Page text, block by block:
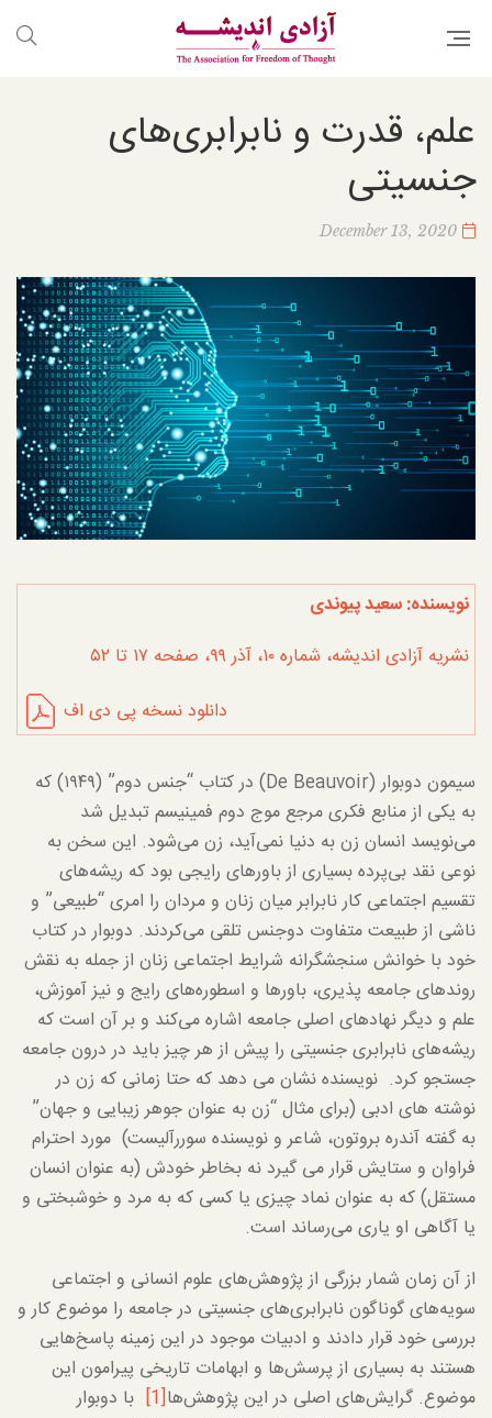
علم، قدرت و نابرابری‌های
جنسیتی
December 13, 2020
نویسنده: سعید پیوندی
نشریه آزادی اندیشه، شماره ۱۰، آذر ۹۹، صفحه ۱۷ تا ۵۲
دانلود نسخه پی دی اف
سیمون دوبوار (De Beauvoir) در کتاب “جنس دوم” (۱۹۴۹) که
به یکی از منابع فکری مرجع موج دوم فمینیسم تبدیل شد
می‌نویسد انسان زن به دنیا نمی‌آید، زن می‌شود. این سخن به
نوعی نقد بی‌پرده بسیاری از باورهای رایجی بود که ریشه‌های
تقسیم اجتماعی کار نابرابر میان زنان و مردان را امری “طبیعی” و
ناشی از طبیعت متفاوت دوجنس تلقی می‌کردند. دوبوار در کتاب
خود با خوانش سنجشگرانه شرایط اجتماعی زنان از جمله به نقش
روندهای جامعه پذیری، باورها و اسطوره‌های رایج و نیز آموزش،
علم و دیگر نهادهای اصلی جامعه اشاره می‌کند و بر آن است که
ریشه‌های نابرابری جنسیتی را پیش از هر چیز باید در درون جامعه
جستجو کرد. نویسنده نشان می دهد که حتا زمانی که زن در
نوشته های ادبی (برای مثال “زن به عنوان جوهر زیبایی و جهان”
به گفته آندره بروتون، شاعر و نویسنده سوررآلیست) مورد احترام
فراوان و ستایش قرار می گیرد نه بخاطر خودش (به عنوان انسان
مستقل) که به عنوان نماد چیزی یا کسی که به مرد و خوشبختی و
یا آگاهی او یاری می‌رساند است.
از آن زمان شمار بزرگی از پژوهش‌های علوم انسانی و اجتماعی
سویه‌های گوناگون نابرابری‌های جنسیتی در جامعه را موضوع کار و
بررسی خود قرار دادند و ادبیات موجود در این زمینه پاسخ‌هایی
هستند به بسیاری از پرسش‌ها و ابهامات تاریخی پیرامون این
موضوع. گرایش‌های اصلی در این پژوهش‌ها[1]
با دوبوار